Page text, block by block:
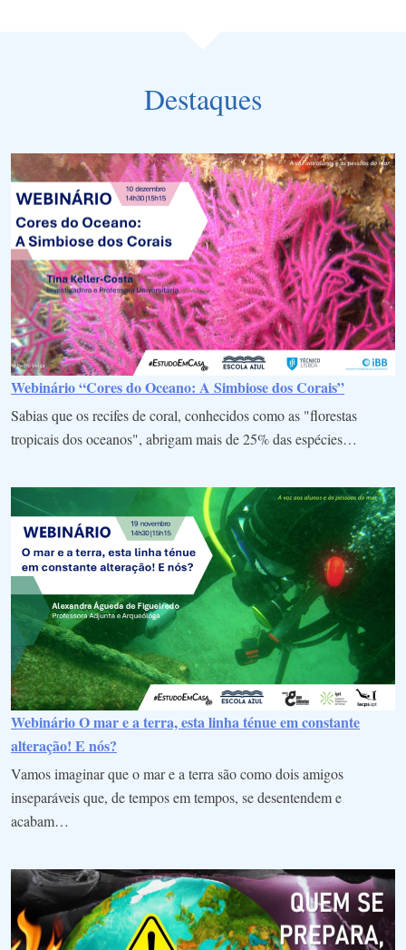
Destaques
Webinário “Cores do Oceano: A Simbiose dos Corais”
Sabias que os recifes de coral, conhecidos como as "florestas
tropicais dos oceanos", abrigam mais de 25% das espécies…
Webinário O mar e a terra, esta linha ténue em constante
alteração! E nós?
Vamos imaginar que o mar e a terra são como dois amigos
inseparáveis que, de tempos em tempos, se desentendem e
acabam…